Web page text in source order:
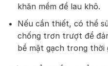
khăn mềm để lau khô.
Nếu cần thiết, có thể
chống trơn trượt để
bề mặt gạch trong thời